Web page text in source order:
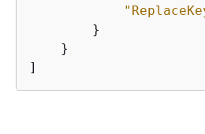
        }
    }